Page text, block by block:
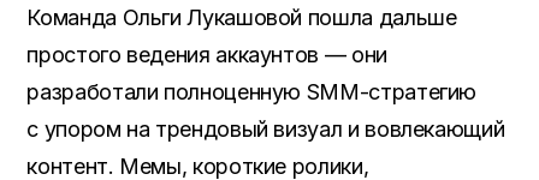
Команда Ольги Лукашовой пошла дальше
простого ведения аккаунтов — они
разработали полноценную SMM-стратегию
с упором на трендовый визуал и вовлекающий
контент. Мемы, короткие ролики,